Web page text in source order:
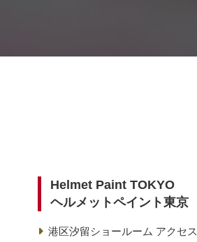
Helmet Paint TOKYO
ヘルメットペイント東京
港区汐留ショールーム アクセス